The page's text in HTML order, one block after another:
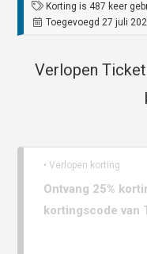
Korting is 487 keer
Toegevoegd 27 juli
Verlopen
• Verlopen korting
Ontvang 25%
kortingscode van